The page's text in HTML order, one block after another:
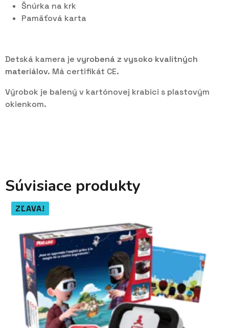
Šnúrka na krk
Pamäťová karta
Detská kamera je vyrobená z vysoko kvalitných
materiálov. Má certifikát CE.
Výrobok je balený v kartónovej krabici s plastovým
okienkom.
Súvisiace produkty
ZĽAVA!